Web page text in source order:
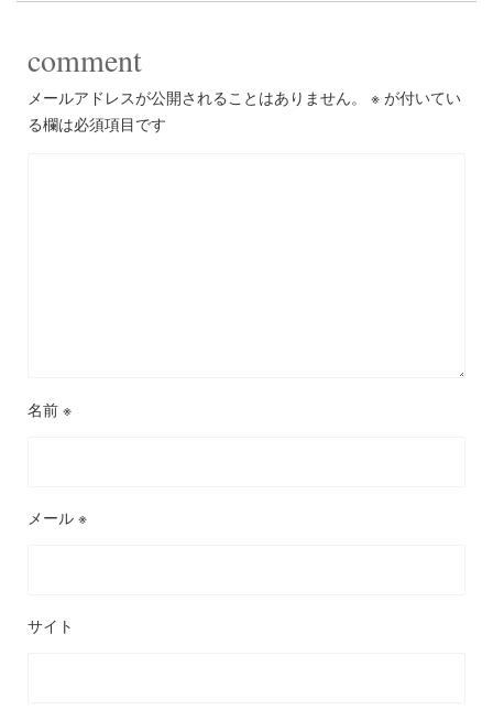
comment
メールアドレスが公開されることはありません。 ※ が付いてい
る欄は必須項目です
名前 ※
メール ※
サイト